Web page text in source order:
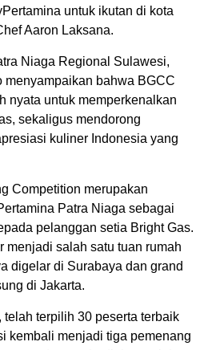
untuk ikutan di kota
Aaron Laksana.
Niaga Regional Sulawesi,
menyampaikan bahwa BGCC
nyata untuk memperkenalkan
sekaligus mendorong
kuliner Indonesia yang
Competition merupakan
Patra Niaga sebagai
pelanggan setia Bright Gas.
menjadi salah satu tuan rumah
digelar di Surabaya dan grand
di Jakarta.
telah terpilih 30 peserta terbaik
kembali menjadi tiga pemenang